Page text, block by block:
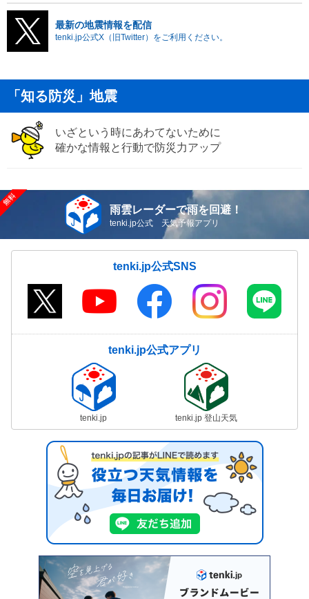
最新の地震情報を配信
tenki.jp公式X（旧Twitter）をご利用ください。
「知る防災」地震
いざという時にあわてないために
確かな情報と行動で防災力アップ
雨雲レーダーで雨を回避！
tenki.jp公式 天気予報アプリ
tenki.jp公式SNS
tenki.jp公式アプリ
tenki.jp tenki.jp 登山天気